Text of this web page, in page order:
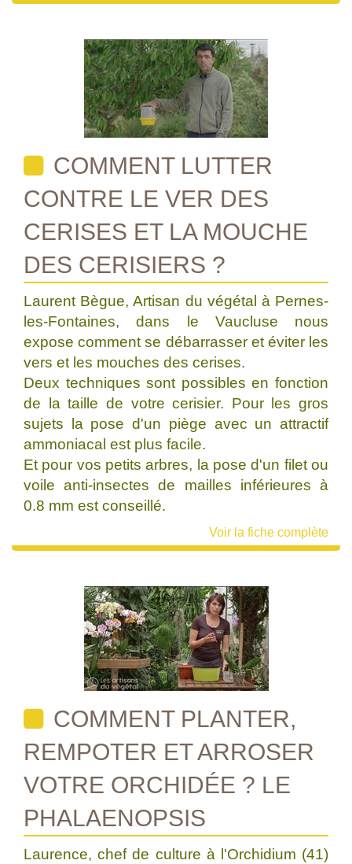
COMMENT LUTTER
CONTRE LE VER DES
CERISES ET LA MOUCHE
DES CERISIERS ?
Laurent Bègue, Artisan du végétal à Pernes-
les-Fontaines, dans le Vaucluse nous
expose comment se débarrasser et éviter les
vers et les mouches des cerises.
Deux techniques sont possibles en fonction
de la taille de votre cerisier. Pour les gros
sujets la pose d'un piège avec un attractif
ammoniacal est plus facile.
Et pour vos petits arbres, la pose d'un filet ou
voile anti-insectes de mailles inférieures à
0.8 mm est conseillé.
Voir la fiche complète
COMMENT PLANTER,
REMPOTER ET ARROSER
VOTRE ORCHIDÉE ? LE
PHALAENOPSIS
Laurence, chef de culture à l'Orchidium (41)